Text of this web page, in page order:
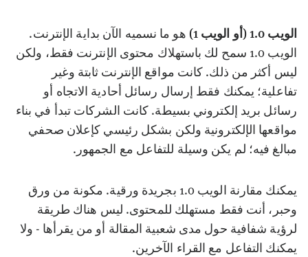
الويب 1.0 (أو الويب 1)
هو ما نسميه الآن بداية الإنترنت.
الويب 1.0 سمح لك باستهلاك محتوى الإنترنت فقط، ولكن
ليس أكثر من ذلك. كانت مواقع الإنترنت ثابتة وغير
تفاعلية؛ يمكنك فقط إرسال رسائل أحادية الاتجاه أو
رسائل بريد إلكتروني بسيطة. كانت الشركات تبدأ في بناء
مواقعها الإلكترونية ولكن بشكل رئيسي كإعلان صحفي
مبالغ فيه؛ لم يكن وسيلة للتفاعل مع الجمهور.
يمكنك مقارنة الويب 1.0 بجريدة ورقية. مكونة من ورق
وحبر، أنت فقط مستهلك للمحتوى. ليس هناك طريقة
لرؤية شفافية حول مدى شعبية المقالة أو من يقرأها - ولا
يمكنك التفاعل مع القراء الآخرين.